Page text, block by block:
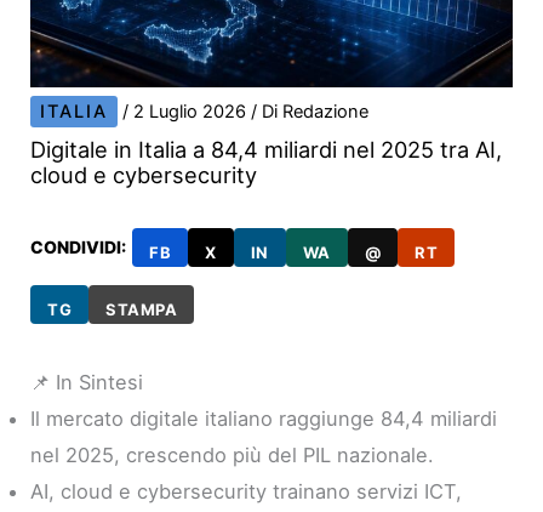
ITALIA / 2 Luglio 2026/ Di Redazione
Digitale in Italia a 84,4 miliardi nel 2025 tra AI,
cloud e cybersecurity
CONDIVIDI: FB X IN WA @ RT
TG STAMPA
📌 In Sintesi
Il mercato digitale italiano raggiunge 84,4 miliardi
nel 2025, crescendo più del PIL nazionale.
AI, cloud e cybersecurity trainano servizi ICT,